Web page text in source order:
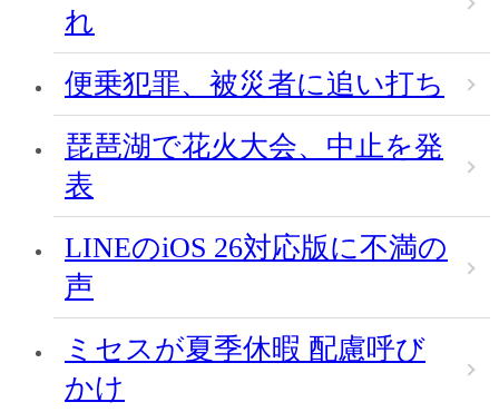
れ
便乗犯罪、被災者に追い打ち
琵琶湖で花火大会、中止を発
表
LINEのiOS 26対応版に不満の
声
ミセスが夏季休暇 配慮呼び
かけ